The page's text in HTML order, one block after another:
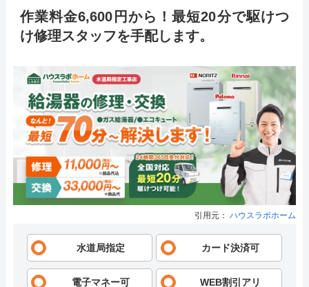
作業料金6,600円から！最短20分で駆けつ
け修理スタッフを手配します。
引用元： ハウスラボホーム
水道局指定 カード決済可
電子マネー可 WEB割引アリ